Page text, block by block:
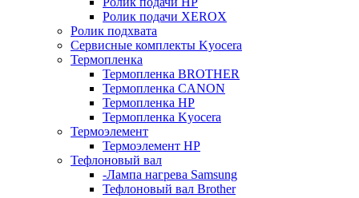
Ролик подачи XEROX
Ролик подхвата
Сервисные комплекты Kyocera
Термопленка
Термопленка BROTHER
Термопленка CANON
Термопленка HP
Термопленка Kyocera
Термоэлемент
Термоэлемент НР
Тефлоновый вал
-Лампа нагрева Samsung
Тефлоновый вал Brother